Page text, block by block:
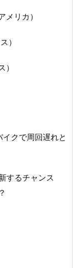
リカ）
）
クで周回遅れと
するチャンス